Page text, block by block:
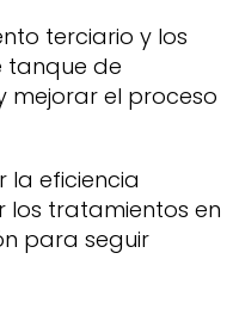
terciario y los
tanque de
mejorar el proceso
la eficiencia
los tratamientos en
para seguir